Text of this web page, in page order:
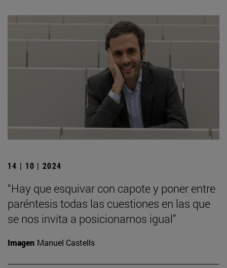
14 | 10 | 2024
“Hay que esquivar con capote y poner entre
paréntesis todas las cuestiones en las que
se nos invita a posicionarnos igual”
Imagen Manuel Castells